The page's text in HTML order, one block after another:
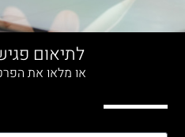
לתיאום פגישה,
או מלאו את